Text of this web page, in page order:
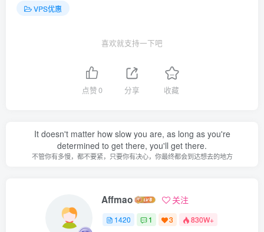
VPS优惠
喜欢就支持一下吧
点赞0 分享 收藏
It doesn't matter how slow you are, as long as you're
determined to get there, you'll get there.
不管你有多慢，都不要紧，只要你有决心，你最终都会到达想去的地方
Affmao 关注
1420 1 3 830W+